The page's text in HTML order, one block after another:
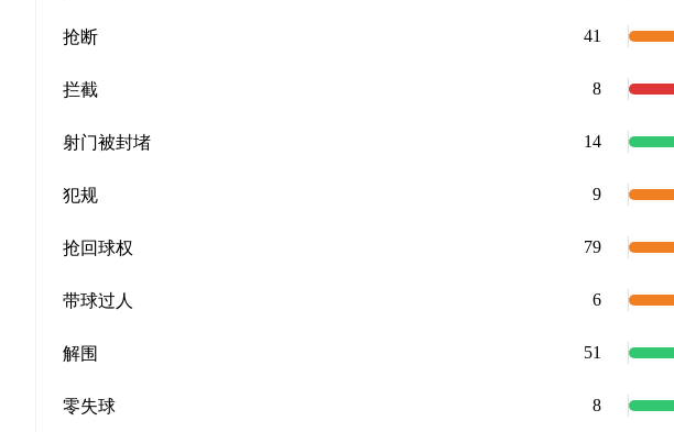
抢断 41
拦截 8
射门被封堵 14
犯规 9
抢回球权 79
带球过人 6
解围 51
零失球 8